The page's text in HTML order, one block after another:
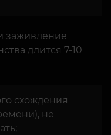
заживление
длится 7-10
схождения
не